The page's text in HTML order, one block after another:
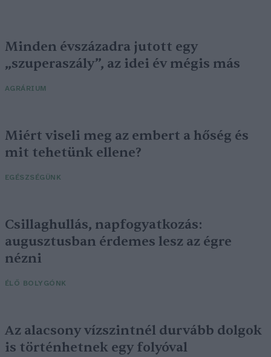
Minden évszázadra jutott egy
„szuperaszály”, az idei év mégis más
AGRÁRIUM
Miért viseli meg az embert a hőség és
mit tehetünk ellene?
EGÉSZSÉGÜNK
Csillaghullás, napfogyatkozás:
augusztusban érdemes lesz az égre
nézni
ÉLŐ BOLYGÓNK
Az alacsony vízszintnél durvább dolgok
is történhetnek egy folyóval